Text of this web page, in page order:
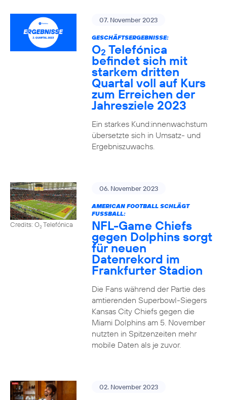
07. November 2023
GESCHÄFTSERGEBNISSE:
O2 Telefónica
befindet sich mit
starkem dritten
Quartal voll auf Kurs
zum Erreichen der
Jahresziele 2023
Ein starkes Kund:innenwachstum
übersetzte sich in Umsatz- und
Ergebniszuwachs.
Credits: O2Telefónica
06. November 2023
AMERICAN FOOTBALL SCHLÄGT
FUSSBALL:
NFL-Game Chiefs
gegen Dolphins sorgt
für neuen
Datenrekord im
Frankfurter Stadion
Die Fans während der Partie des
amtierenden Superbowl-Siegers
Kansas City Chiefs gegen die
Miami Dolphins am 5. November
nutzten in Spitzenzeiten mehr
mobile Daten als je zuvor.
02. November 2023